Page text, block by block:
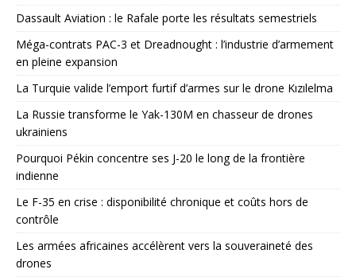
Dassault Aviation : le Rafale porte les résultats semestriels
Méga-contrats PAC-3 et Dreadnought : l’industrie d’armement
en pleine expansion
La Turquie valide l’emport furtif d’armes sur le drone Kızılelma
La Russie transforme le Yak-130M en chasseur de drones
ukrainiens
Pourquoi Pékin concentre ses J-20 le long de la frontière
indienne
Le F-35 en crise : disponibilité chronique et coûts hors de
contrôle
Les armées africaines accélèrent vers la souveraineté des
drones